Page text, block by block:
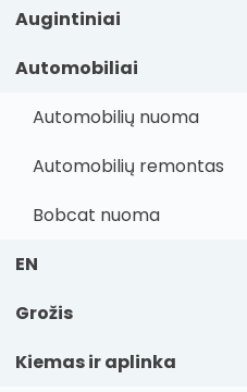
Augintiniai
Automobiliai
Automobilių nuoma
Automobilių remontas
Bobcat nuoma
EN
Grožis
Kiemas ir aplinka